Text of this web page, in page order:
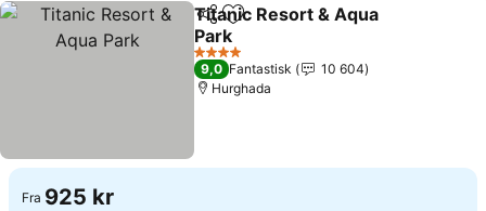
Del Legg til i favoritter
Titanic Resort & Aqua
Park
Se priser
4 Stjerner
9,0 Fantastisk
10 604
Hurghada
Fra 925 kr